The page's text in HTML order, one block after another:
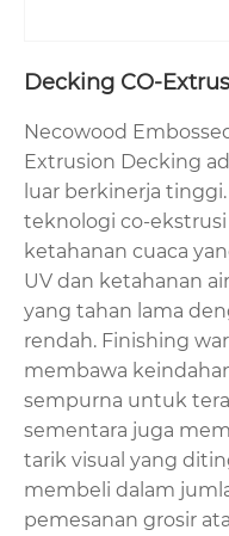
Decking CO-
Necowood
Extrusion Decking
luar berkinerja
teknologi co-
ketahanan cuaca
UV dan ketahanan
yang tahan lama
rendah. Finishing
membawa
sempurna untuk
sementara juga
tarik visual yang
membeli dalam
pemesanan grosir